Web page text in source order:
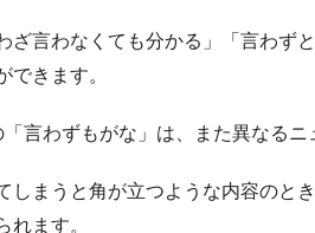
ざ言わなくても分かる」「言わず
できます。
「言わずもがな」は、また異なるニ
しまうと角が立つような内容のと
れます。